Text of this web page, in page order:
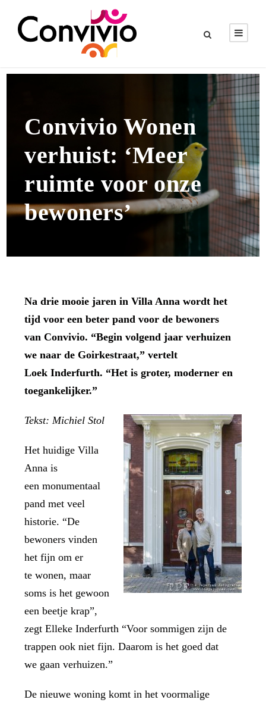
Convivio Wonen
verhuist: ‘Meer
ruimte voor onze
bewoners’
Na drie mooie jaren in Villa Anna wordt het
tijd voor een beter pand voor de bewoners
van Convivio. “Begin volgend jaar verhuizen
we naar de Goirkestraat,” vertelt
Loek Inderfurth. “Het is groter, moderner en
toegankelijker.”
Tekst: Michiel Stol
Het huidige Villa
Anna is
een monumentaal
pand met veel
historie. “De
bewoners vinden
het fijn om er
te wonen, maar
soms is het gewoon
een beetje krap”,
zegt Elleke Inderfurth “Voor sommigen zijn de
trappen ook niet fijn. Daarom is het goed dat
we gaan verhuizen.”
De nieuwe woning komt in het voormalige